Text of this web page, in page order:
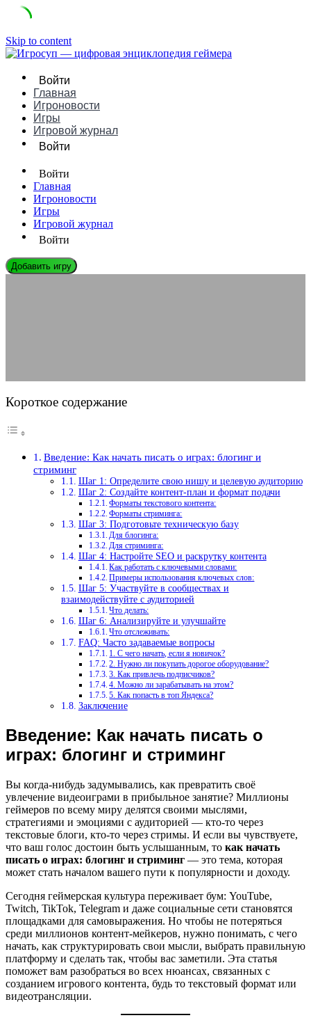
Skip to content
Войти
Главная
Игроновости
Игры
Игровой журнал
Войти
Войти
Главная
Игроновости
Игры
Игровой журнал
Войти
Добавить игру
Короткое содержание
Введение: Как начать писать о играх: блогинг и
стриминг
Шаг 1: Определите свою нишу и целевую аудиторию
Шаг 2: Создайте контент-план и формат подачи
Форматы текстового контента:
Форматы стриминга:
Шаг 3: Подготовьте техническую базу
Для блогинга:
Для стриминга:
Шаг 4: Настройте SEO и раскрутку контента
Как работать с ключевыми словами:
Примеры использования ключевых слов:
Шаг 5: Участвуйте в сообществах и
взаимодействуйте с аудиторией
Что делать:
Шаг 6: Анализируйте и улучшайте
Что отслеживать:
FAQ: Часто задаваемые вопросы
1. С чего начать, если я новичок?
2. Нужно ли покупать дорогое оборудование?
3. Как привлечь подписчиков?
4. Можно ли зарабатывать на этом?
5. Как попасть в топ Яндекса?
Заключение
Введение: Как начать писать о
играх: блогинг и стриминг
Вы когда-нибудь задумывались, как превратить своё
увлечение видеоиграми в прибыльное занятие? Миллионы
геймеров по всему миру делятся своими мыслями,
стратегиями и эмоциями с аудиторией — кто-то через
текстовые блоги, кто-то через стримы. И если вы чувствуете,
что ваш голос достоин быть услышанным, то как начать
писать о играх: блогинг и стриминг — это тема, которая
может стать началом вашего пути к популярности и доходу.
Сегодня геймерская культура переживает бум: YouTube,
Twitch, TikTok, Telegram и даже социальные сети становятся
площадками для самовыражения. Но чтобы не потеряться
среди миллионов контент-мейкеров, нужно понимать, с чего
начать, как структурировать свои мысли, выбрать правильную
платформу и сделать так, чтобы вас заметили. Эта статья
поможет вам разобраться во всех нюансах, связанных с
созданием игрового контента, будь то текстовый формат или
видеотрансляции.